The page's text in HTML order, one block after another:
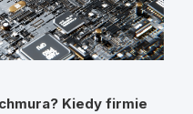
Kiedy firmie